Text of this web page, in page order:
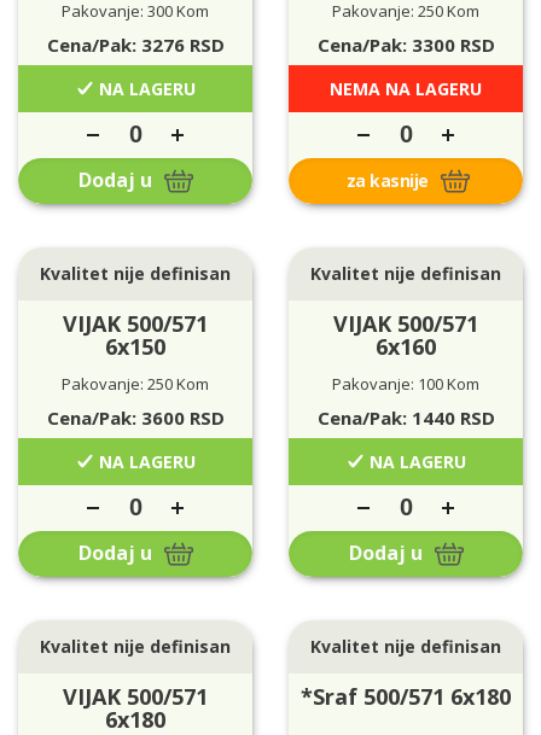
Pakovanje: 300 Kom
Cena/Pak: 3276RSD
NA LAGERU
Dodaj u
Pakovanje: 250 Kom
Cena/Pak: 3300RSD
NEMA NA LAGERU
za kasnije
Kvalitet nije definisan
VIJAK 500/571
6x150
Pakovanje: 250 Kom
Cena/Pak: 3600RSD
NA LAGERU
Dodaj u
Kvalitet nije definisan
VIJAK 500/571
6x160
Pakovanje: 100 Kom
Cena/Pak: 1440RSD
NA LAGERU
Dodaj u
Kvalitet nije definisan
VIJAK 500/571
6x180
Kvalitet nije definisan
*Sraf 500/571 6x180